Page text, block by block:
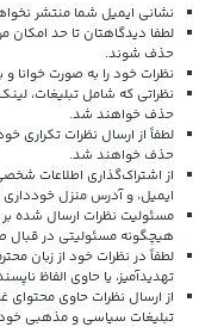
نشانی ایمیل شما منتشر
لطفا دیدگاهتان تا حد امکان
حذف شوند.
نظرات خود را به صورت خوانا و
نظراتی که شامل تبلیغات،
حذف خواهند شد.
لطفاً از ارسال نظرات تکراری
حذف خواهند شد.
از اشتراک‌گذاری اطلاعات
ایمیل، و آدرس منزل خودداری
مسئولیت نظرات ارسال شده
هیچگونه مسئولیتی در قبال
لطفاً در نظرات خود از زبان
تهدیدآمیز، یا حاوی الفاظ
از ارسال نظرات حاوی محتوای
تبلیغات سیاسی و مذهبی